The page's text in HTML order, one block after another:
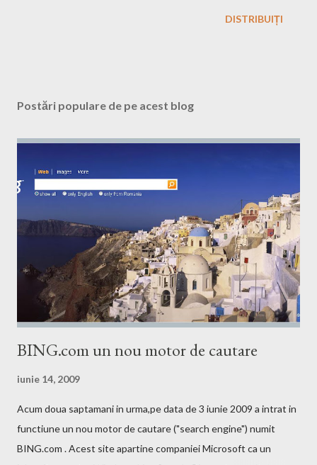
DISTRIBUIȚI
Postări populare de pe acest blog
BING.com un nou motor de cautare
iunie 14, 2009
Acum doua saptamani in urma,pe data de 3 iunie 2009 a intrat in
functiune un nou motor de cautare ("search engine") numit
BING.com . Acest site apartine companiei Microsoft ca un